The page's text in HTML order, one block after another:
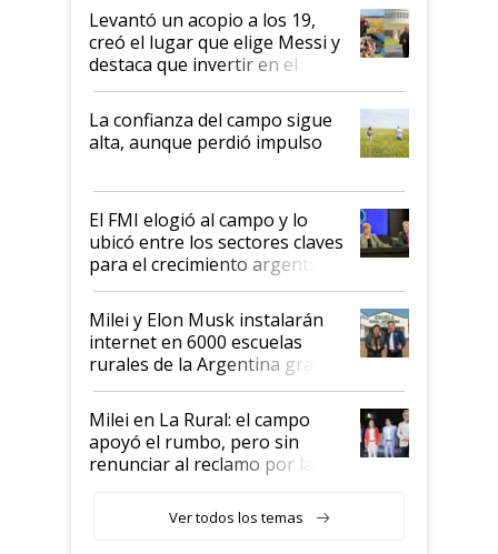
Levantó un acopio a los 19,
creó el lugar que elige Messi y
destaca que invertir en el
kirchnerismo era como "darle
plata a un hijo para droga":
Juan Félix Rossetti, el libertario
que de una dura crisis salió
de Milei
La confianza del campo sigue
alta, aunque perdió impulso
El FMI elogió al campo y lo
ubicó entre los sectores claves
para el crecimiento argentino
Milei y Elon Musk instalarán
internet en 6000 escuelas
rurales de la Argentina gracias
a un acuerdo con Starlink
Milei en La Rural: el campo
apoyó el rumbo, pero sin
renunciar al reclamo por las
Ver todos los temas